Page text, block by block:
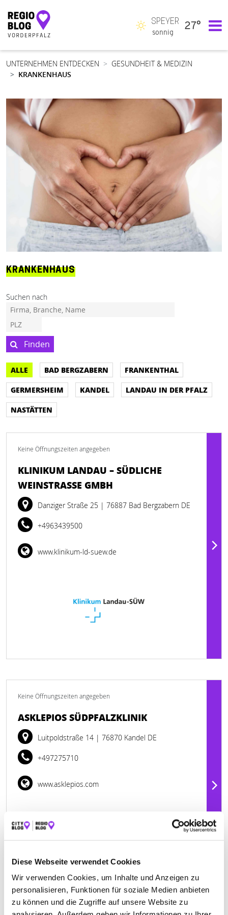
Diese Webseite verwendet Cookies
Wir verwenden Cookies, um Inhalte und Anzeigen zu
personalisieren, Funktionen für soziale Medien anbieten
zu können und die Zugriffe auf unsere Website zu
Hauptnavigation
SPEYER
sonnig
27°
UNTERNEHMEN ENTDECKEN
GESUNDHEIT & MEDIZIN
KRANKENHAUS
KRANKENHAUS
Suchen nach
Finden
ALLE BAD BERGZABERN
FRANKENTHAL
GERMERSHEIM
KANDEL
LANDAU IN DER PFALZ
NASTÄTTEN
Keine Öffnungszeiten angegeben
KLINIKUM LANDAU – SÜDLICHE
WEINSTRASSE GMBH
Danziger Straße 25 | 76887 Bad Bergzabern DE
+4963439500
www.klinikum-ld-suew.de
Keine Öffnungszeiten angegeben
ASKLEPIOS SÜDPFALZKLINIK
Luitpoldstraße 14 | 76870 Kandel DE
+497275710
www.asklepios.com